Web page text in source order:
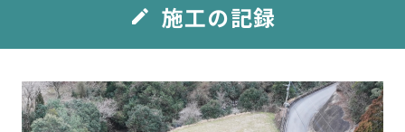
edit 施工の記録